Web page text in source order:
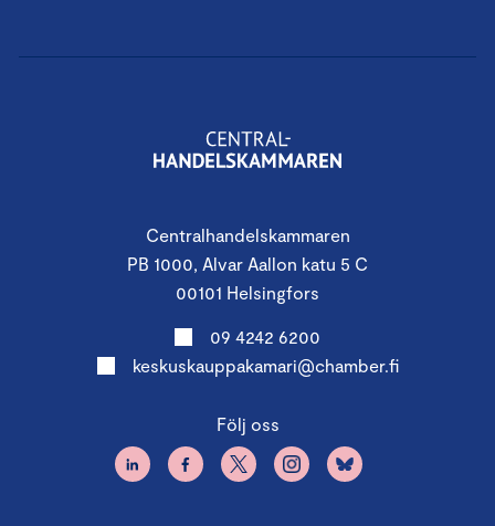
Centralhandelskammaren
PB 1000, Alvar Aallon katu 5 C
00101 Helsingfors
09 4242 6200
keskuskauppakamari@chamber.fi
Följ oss